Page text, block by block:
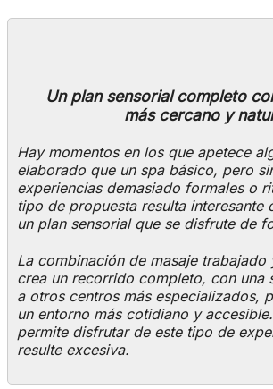
Un plan sensorial completo
más cercano y
Hay momentos en los que apetece
elaborado que un spa básico, pero
experiencias demasiado formales o
tipo de propuesta resulta interesante
un plan sensorial que se disfrute de
La combinación de masaje trabajado
crea un recorrido completo, con una
a otros centros más especializados,
un entorno más cotidiano y
permite disfrutar de este tipo de
resulte excesiva.